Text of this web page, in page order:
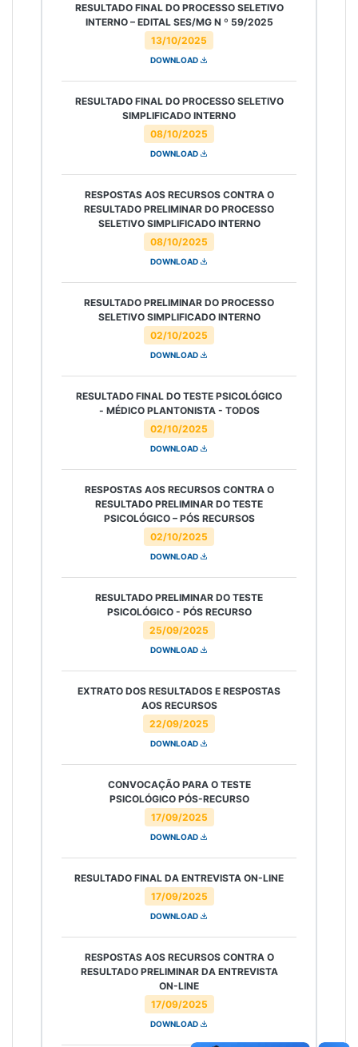
13/10/2025
RESULTADO FINAL DO PROCESSO SELETIVO
INTERNO – EDITAL SES/MG N º 59/2025
DOWNLOAD
08/10/2025
RESULTADO FINAL DO PROCESSO SELETIVO
SIMPLIFICADO INTERNO
DOWNLOAD
08/10/2025
RESPOSTAS AOS RECURSOS CONTRA O
RESULTADO PRELIMINAR DO PROCESSO
SELETIVO SIMPLIFICADO INTERNO
DOWNLOAD
02/10/2025
RESULTADO PRELIMINAR DO PROCESSO
SELETIVO SIMPLIFICADO INTERNO
DOWNLOAD
02/10/2025
RESULTADO FINAL DO TESTE PSICOLÓGICO
- MÉDICO PLANTONISTA - TODOS
DOWNLOAD
02/10/2025
RESPOSTAS AOS RECURSOS CONTRA O
RESULTADO PRELIMINAR DO TESTE
PSICOLÓGICO – PÓS RECURSOS
DOWNLOAD
25/09/2025
RESULTADO PRELIMINAR DO TESTE
PSICOLÓGICO - PÓS RECURSO
DOWNLOAD
22/09/2025
EXTRATO DOS RESULTADOS E RESPOSTAS
AOS RECURSOS
DOWNLOAD
17/09/2025
CONVOCAÇÃO PARA O TESTE
PSICOLÓGICO PÓS-RECURSO
DOWNLOAD
17/09/2025
RESULTADO FINAL DA ENTREVISTA ON-LINE
DOWNLOAD
17/09/2025
RESPOSTAS AOS RECURSOS CONTRA O
RESULTADO PRELIMINAR DA ENTREVISTA
ON-LINE
DOWNLOAD